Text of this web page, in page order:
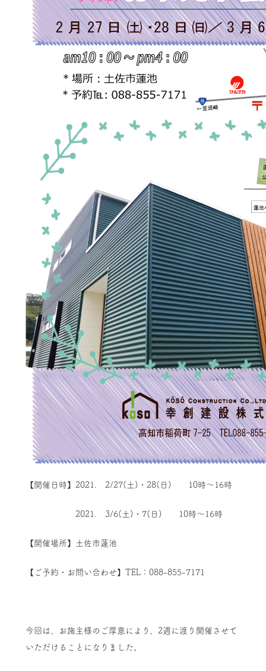
【開催日時】2021. 2/27(土)・28(日) 10時～16時
2021. 3/6(土)・7(日) 10時～16時
【開催場所】土佐市蓮池
【ご予約・お問い合わせ】TEL：088-855-7171
今回は、お施主様のご厚意により、2週に渡り開催させて
いただけることになりました。